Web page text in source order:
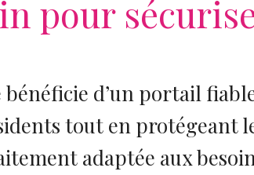
pour
d’un portail
tout en protégeant
adaptée aux